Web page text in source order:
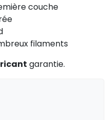
couche
filaments
garantie.